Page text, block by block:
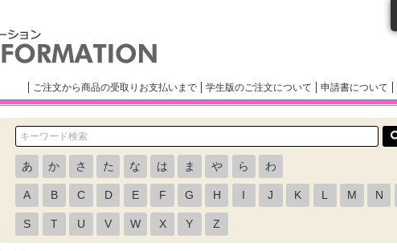
ご注文から商品の受取りお支払いまで 学生版のご注文について 申請書について
あ か さ た な は ま や ら わ
A B C D E F G H I J K L M N
S T U V W X Y Z